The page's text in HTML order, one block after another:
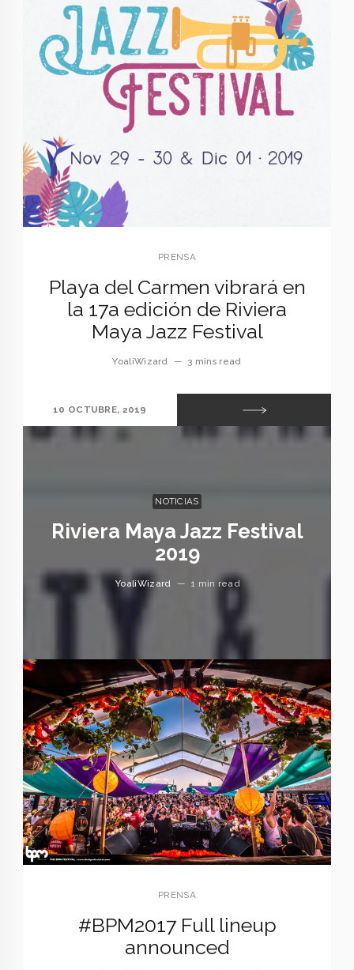
PRENSA
Playa del Carmen vibrará en
la 17a edición de Riviera
Maya Jazz Festival
YoaliWizard — 3 mins read
10 OCTUBRE, 2019
NOTICIAS
Riviera Maya Jazz Festival
2019
YoaliWizard — 1 min read
PRENSA
#BPM2017 Full lineup
announced